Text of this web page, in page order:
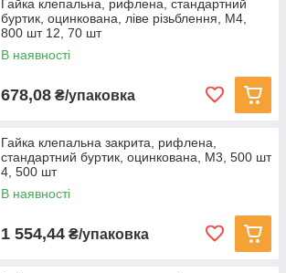
Гайка клепальна, рифлена, стандартний
буртик, оцинкована, ліве різьблення, M4,
800 шт 12, 70 шт
В наявності
678,08 ₴/упаковка
Гайка клепальна закрита, рифлена,
стандартний буртик, оцинкована, M3, 500 шт
4, 500 шт
В наявності
1 554,44 ₴/упаковка